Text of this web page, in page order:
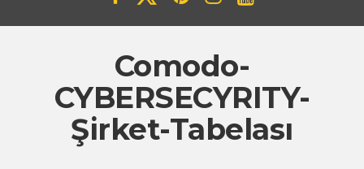
Comodo-
CYBERSECYRITY-
Şirket-Tabelası